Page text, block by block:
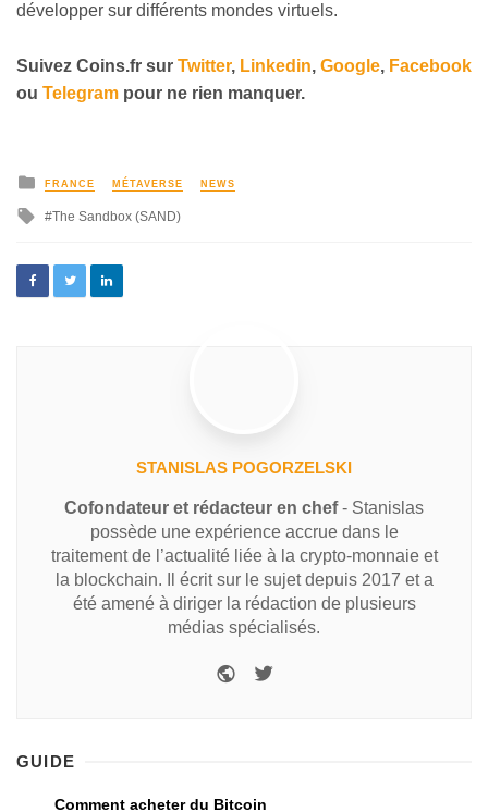
développer sur différents mondes virtuels.
Suivez Coins.fr sur Twitter, Linkedin, Google, Facebook
ou Telegram pour ne rien manquer.
FRANCE MÉTAVERSE NEWS
The Sandbox (SAND)
STANISLAS POGORZELSKI
Cofondateur et rédacteur en chef- Stanislas
possède une expérience accrue dans le
traitement de l’actualité liée à la crypto-monnaie et
la blockchain. Il écrit sur le sujet depuis 2017 et a
été amené à diriger la rédaction de plusieurs
médias spécialisés.
GUIDE
Comment acheter du Bitcoin